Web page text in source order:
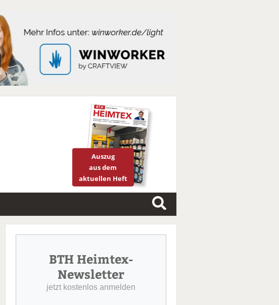
Auszug
aus dem
aktuellen Heft
S
u
c
BTH Heimtex-
Newsletter
jetzt kostenlos anmelden